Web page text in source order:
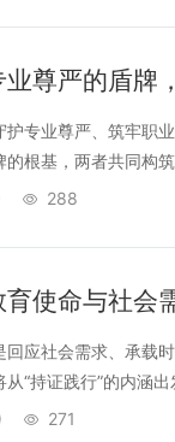
尊严的盾牌
专业尊严、筑牢职
根基，两者共同构
288
使命与社会
应社会需求、承载
“持证践行”的内涵
271